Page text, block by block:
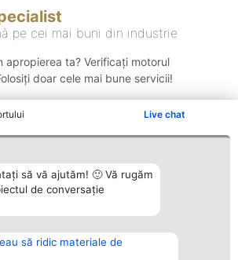
Live chat
să vă ajutăm! 🙂 Vă rugăm
de conversație
să ridic materiale de
pe cei mai buni din industrie
apropierea ta? Verificați motorul
doar cele mai bune servicii!
Plebiscyt Contact